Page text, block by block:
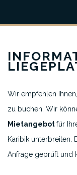
Wir empfehlen
zu buchen. Wir
Mietangebotfür
Karibik unterbreiten.
Anfrage geprüft und